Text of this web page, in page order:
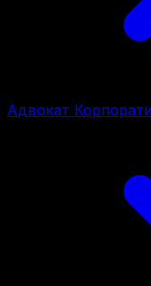
Адвокат